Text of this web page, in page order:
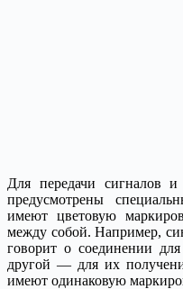
Для передачи сигналов
предусмотрены
имеют цветовую
между собой. Например,
говорит о соединении
другой — для их
имеют одинаковую